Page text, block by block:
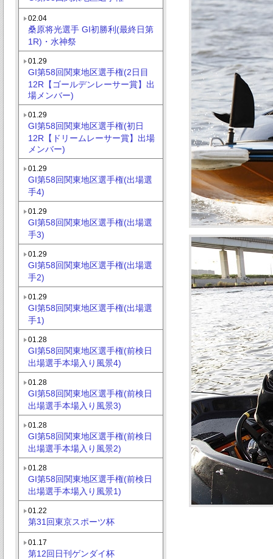
02.04
桑原将光選手 GI初勝利(最終日第
1R)・水神祭
01.29
GI第58回関東地区選手権(2日目
12R【ゴールデンレーサー賞】出
場メンバー)
01.29
GI第58回関東地区選手権(初日
12R【ドリームレーサー賞】出場
メンバー)
01.29
GI第58回関東地区選手権(出場選
手4)
01.29
GI第58回関東地区選手権(出場選
手3)
01.29
GI第58回関東地区選手権(出場選
手2)
01.29
GI第58回関東地区選手権(出場選
手1)
01.28
GI第58回関東地区選手権(前検日
出場選手本場入り風景4)
01.28
GI第58回関東地区選手権(前検日
出場選手本場入り風景3)
01.28
GI第58回関東地区選手権(前検日
出場選手本場入り風景2)
01.28
GI第58回関東地区選手権(前検日
出場選手本場入り風景1)
01.22
第31回東京スポーツ杯
01.17
第12回日刊ゲンダイ杯